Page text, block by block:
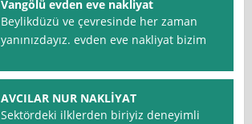
Vangölü evden eve nakliyat
Beylikdüzü ve çevresinde her zaman
yanınızdayız. evden eve nakliyat bizim
AVCILAR NUR NAKLİYAT
Sektördeki ilklerden biriyiz deneyimli